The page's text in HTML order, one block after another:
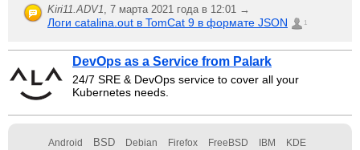
Kiri11.ADV1 7 марта 2021 года в 12:01 →
Логи catalina.out в TomCat 9 в формате JSON 1
DevOps as a Service from Palark
24/7 SRE & DevOps service to cover all your
Kubernetes needs.
Android BSD Debian Firefox FreeBSD IBM KDE